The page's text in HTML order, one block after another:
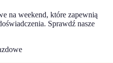
na weekend, które zapewnią
Sprawdź nasze